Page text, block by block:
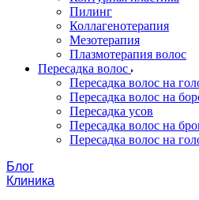
Пилинг
Коллагенотерапия
Мезотерапия
Плазмотерапия волос
Пересадка волос
Пересадка волос на
Пересадка волос на
Пересадка усов
Пересадка волос на
Пересадка волос на
Блог
Клиника